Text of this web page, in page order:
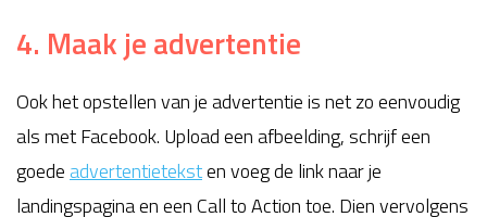
4. Maak je advertentie
Ook het opstellen van je advertentie is net zo eenvoudig
als met Facebook. Upload een afbeelding, schrijf een
goede advertentieteksten voeg de link naar je
landingspagina en een Call to Action toe. Dien vervolgens